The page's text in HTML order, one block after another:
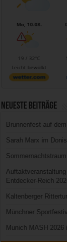
Mo, 10.08.
19 / 32°C
Leicht bewölkt
Neueste Beiträge
Brunnenfest auf
Sarah Marx im
Entdecker-Reich
Kaltenberger
Münchner
Munich MASH 2026